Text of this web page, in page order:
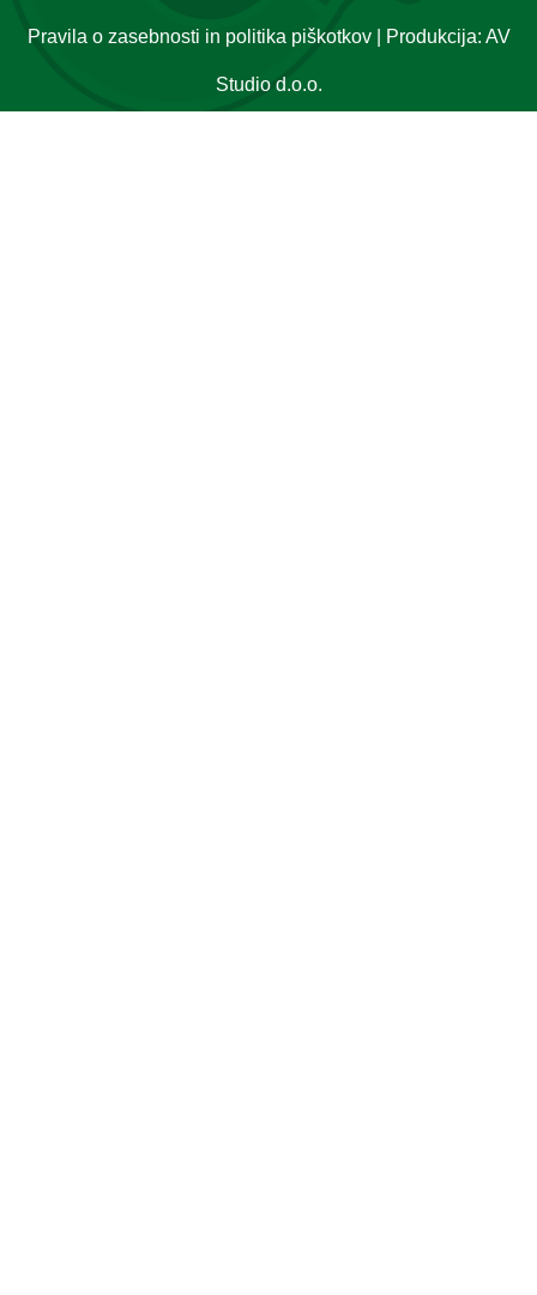
Pravila o zasebnosti in politika piškotkov| Produkcija: AV
Studio d.o.o.